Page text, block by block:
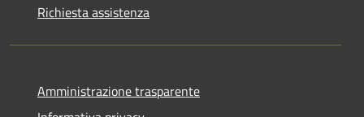
Richiesta assistenza
Amministrazione trasparente